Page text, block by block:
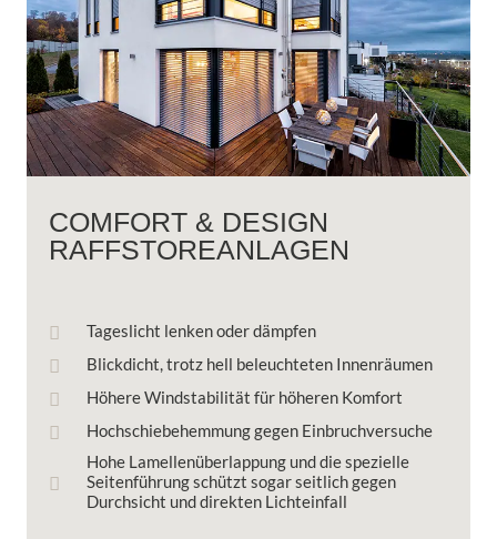
COMFORT & DESIGN
RAFFSTOREANLAGEN
Tageslicht lenken oder dämpfen
Blickdicht, trotz hell beleuchteten Innenräumen
Höhere Windstabilität für höheren Komfort
Hochschiebehemmung gegen Einbruchversuche
Hohe Lamellenüberlappung und die spezielle
Seitenführung schützt sogar seitlich gegen
Durchsicht und direkten Lichteinfall